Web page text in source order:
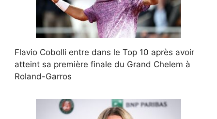
Flavio Cobolli entre dans le Top 10 après avoir
atteint sa première finale du Grand Chelem à
Roland-Garros